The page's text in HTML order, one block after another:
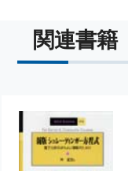
関連書籍